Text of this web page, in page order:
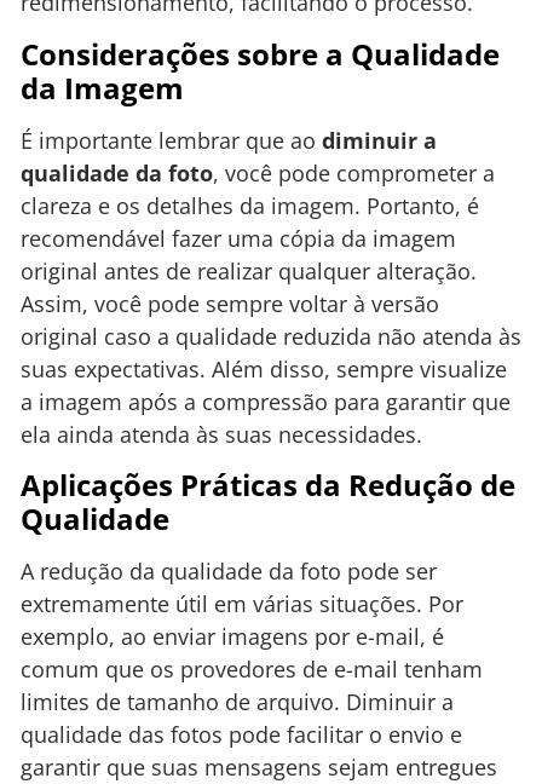
Considerações sobre a Qualidade
da Imagem
É importante lembrar que ao diminuir a
qualidade da foto, você pode comprometer a
clareza e os detalhes da imagem. Portanto, é
recomendável fazer uma cópia da imagem
original antes de realizar qualquer alteração.
Assim, você pode sempre voltar à versão
original caso a qualidade reduzida não atenda às
suas expectativas. Além disso, sempre visualize
a imagem após a compressão para garantir que
ela ainda atenda às suas necessidades.
Aplicações Práticas da Redução de
Qualidade
A redução da qualidade da foto pode ser
extremamente útil em várias situações. Por
exemplo, ao enviar imagens por e-mail, é
comum que os provedores de e-mail tenham
limites de tamanho de arquivo. Diminuir a
qualidade das fotos pode facilitar o envio e
garantir que suas mensagens sejam entregues